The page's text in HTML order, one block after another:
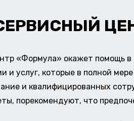
«Формула» окажет помощь
и услуг, которые в полной
и квалифицированных
порекомендуют, что